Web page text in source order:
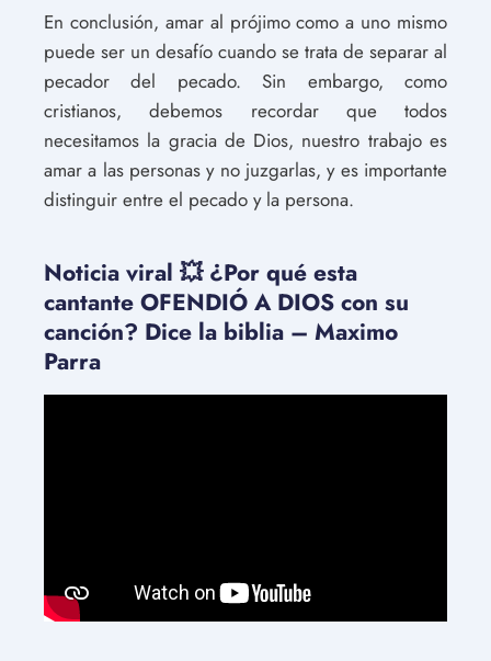
En conclusión, amar al prójimo como a uno mismo
puede ser un desafío cuando se trata de separar al
pecador del pecado. Sin embargo, como
cristianos, debemos recordar que todos
necesitamos la gracia de Dios, nuestro trabajo es
amar a las personas y no juzgarlas, y es importante
distinguir entre el pecado y la persona.
Noticia viral 💥 ¿Por qué esta
cantante OFENDIÓ A DIOS con su
canción? Dice la biblia – Maximo
Parra